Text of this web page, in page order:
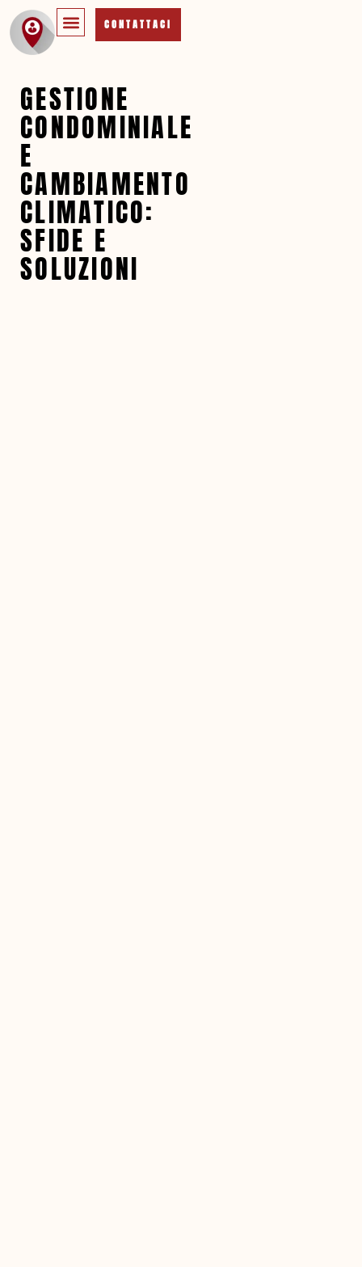
CONTATTACI
GESTIONE
CONDOMINIALE
E
CAMBIAMENTO
CLIMATICO:
SFIDE E
SOLUZIONI